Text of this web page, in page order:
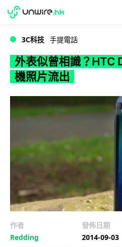
WWDC 2026
3C科技 手提電話
外表似曾相識？HTC
機照片流出
作者
Redding
發佈日期
2014-09-03